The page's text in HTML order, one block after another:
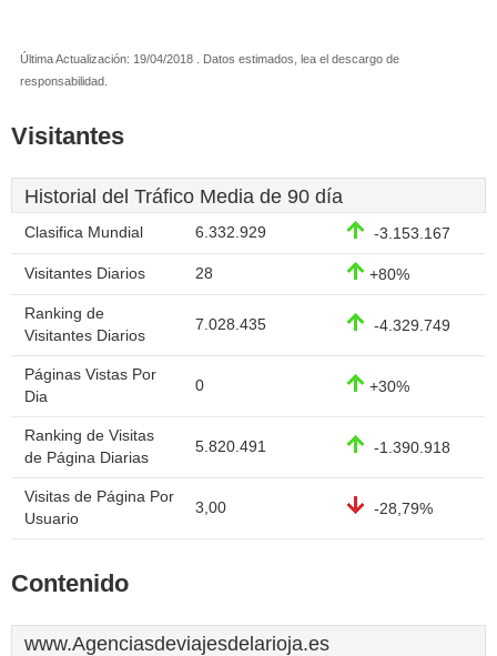
Última Actualización: 19/04/2018 . Datos estimados, lea el descargo de
responsabilidad.
Visitantes
Historial del Tráfico Media de 90 día
Clasifica Mundial 6.332.929 -3.153.167
Visitantes Diarios 28 +80%
Ranking de
Visitantes Diarios
7.028.435 -4.329.749
Páginas Vistas Por
Dia
0 +30%
Ranking de Visitas
de Página Diarias
5.820.491 -1.390.918
Visitas de Página Por
Usuario
3,00 -28,79%
Contenido
www.Agenciasdeviajesdelarioja.es